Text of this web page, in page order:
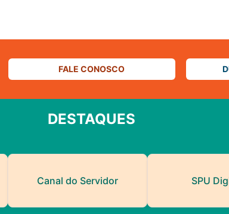
FALE CONOSCO
DESTAQUES
Canal do Servidor SPU